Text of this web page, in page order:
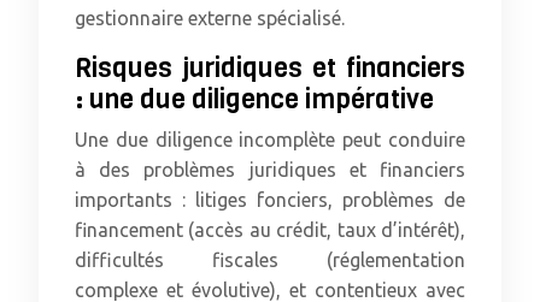
gestionnaire externe spécialisé.
Risques juridiques et financiers
: une due diligence impérative
Une due diligence incomplète peut conduire
à des problèmes juridiques et financiers
importants : litiges fonciers, problèmes de
financement (accès au crédit, taux d’intérêt),
difficultés fiscales (réglementation
complexe et évolutive), et contentieux avec